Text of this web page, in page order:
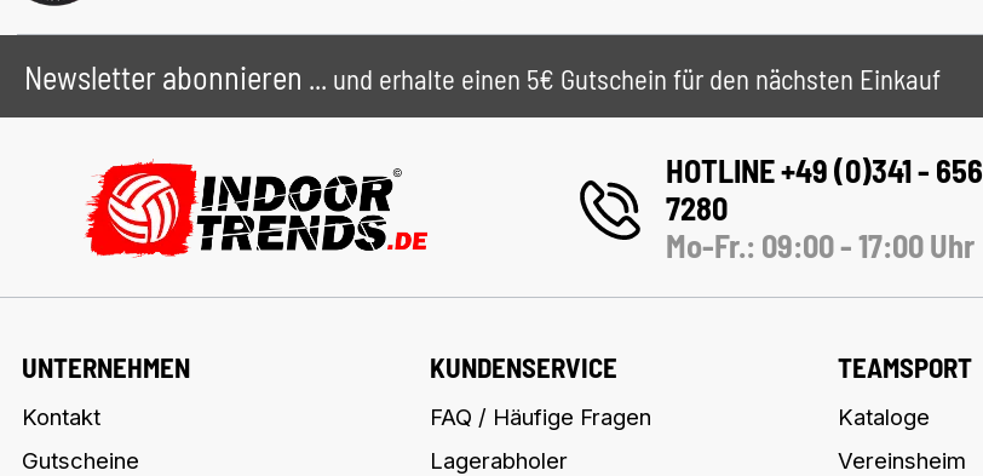
Newsletter abonnieren ... und erhalte einen 5€ Gutschein für den nächsten Einkauf
HOTLINE +49 (0)341 - 656
7280
Mo-Fr.: 09:00 - 17:00 Uhr
UNTERNEHMEN
Kontakt
Gutscheine
KUNDENSERVICE
FAQ / Häufige Fragen
Lagerabholer
TEAMSPORT
Kataloge
Vereinsheim